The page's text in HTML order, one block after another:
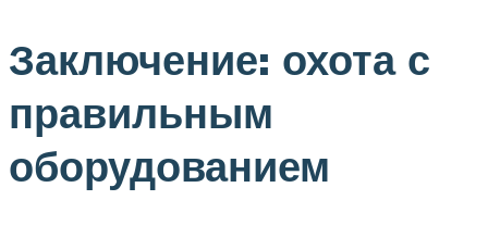
Заключение: охота с
правильным
оборудованием